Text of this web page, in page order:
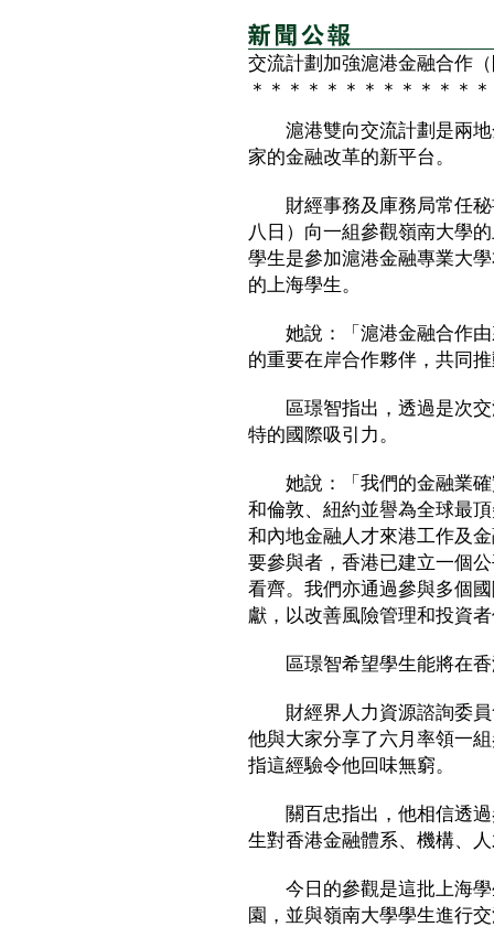
交流計劃加強滬港金融合作
＊＊＊＊＊＊＊＊＊＊＊＊
滬港雙向交流計劃是兩地
家的金融改革的新平台。
財經事務及庫務局常任秘
八日）向一組參觀嶺南大學
學生是參加滬港金融專業大
的上海學生。
她說：「滬港金融合作由
的重要在岸合作夥伴，共同
區璟智指出，透過是次交
特的國際吸引力。
她說：「我們的金融業確
和倫敦、紐約並譽為全球最
和內地金融人才來港工作及
要參與者，香港已建立一個
看齊。我們亦通過參與多個
獻，以改善風險管理和投資
區璟智希望學生能將在香
財經界人力資源諮詢委員
他與大家分享了六月率領一
指這經驗令他回味無窮。
關百忠指出，他相信透過
生對香港金融體系、機構、
今日的參觀是這批上海學
園，並與嶺南大學學生進行